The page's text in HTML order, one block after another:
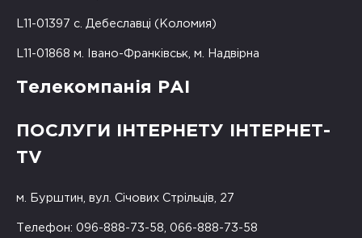
L11-01397 с. Дебеславці (Коломия)
L11-01868 м. Івано-Франківськ, м. Надвірна
Телекомпанія РАІ
ПОСЛУГИ ІНТЕРНЕТУ ІНТЕРНЕТ-
TV
м. Бурштин, вул. Січових Стрільців, 27
Телефон: 096-888-73-58, 066-888-73-58